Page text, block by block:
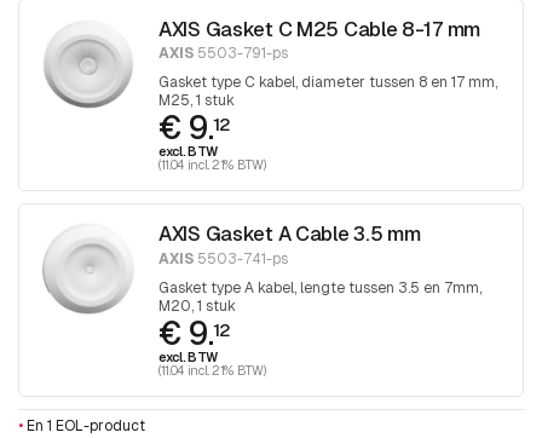
AXIS Gasket C M25 Cable 8-17 mm
AXIS 5503-791-ps
Gasket type C kabel, diameter tussen 8 en 17 mm,
M25, 1 stuk
€ 9.12
excl. BTW
(11.04 incl. 21% BTW)
AXIS Gasket A Cable 3.5 mm
AXIS 5503-741-ps
Gasket type A kabel, lengte tussen 3.5 en 7mm,
M20, 1 stuk
€ 9.12
excl. BTW
(11.04 incl. 21% BTW)
• En 1 EOL-product